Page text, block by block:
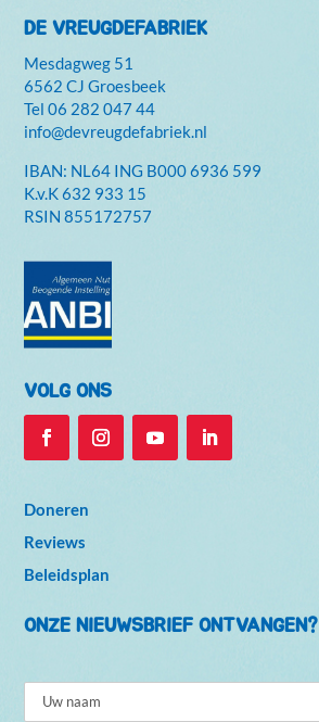
DE VREUGDEFABRIEK
Mesdagweg 51
6562 CJ Groesbeek
Tel06 282 047 44
info@devreugdefabriek.nl
IBAN: NL64 ING B000 6936 599
K.v.K632 933 15
RSIN 855172757
VOLG ONS
Doneren
Reviews
Beleidsplan
ONZE NIEUWSBRIEF ONTVANGEN?